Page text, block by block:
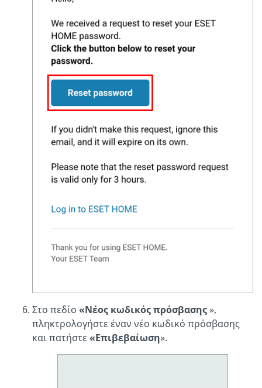
Στο πεδίο «Νέος κωδικός πρόσβασης»,
πληκτρολογήστε έναν νέο κωδικό πρόσβασης
και πατήστε «Επιβεβαίωση».